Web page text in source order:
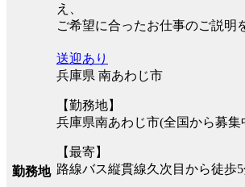
え、
ご希望に合ったお仕事のご説明
勤務地
送迎あり
兵庫県 南あわじ市
【勤務地】
兵庫県南あわじ市(全国から募集
【最寄】
路線バス縦貫線久次目から徒歩5